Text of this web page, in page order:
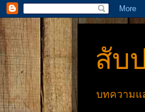
สับ
บทความแ